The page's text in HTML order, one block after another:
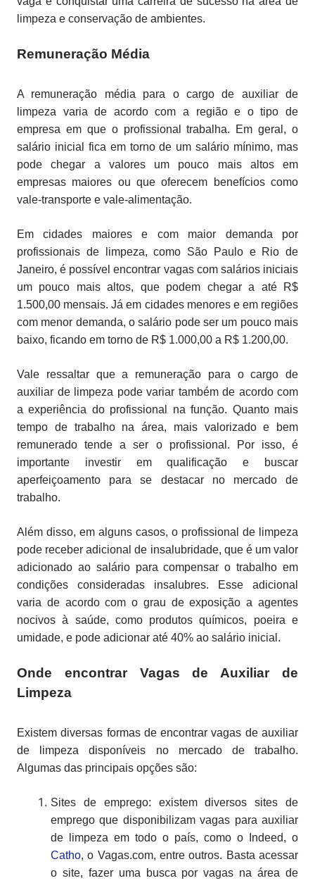
limpeza e conservação de ambientes.
Remuneração Média
A remuneração média para o cargo de auxiliar de
limpeza varia de acordo com a região e o tipo de
empresa em que o profissional trabalha. Em geral, o
salário inicial fica em torno de um salário mínimo, mas
pode chegar a valores um pouco mais altos em
empresas maiores ou que oferecem benefícios como
vale-transporte e vale-alimentação.
Em cidades maiores e com maior demanda por
profissionais de limpeza, como São Paulo e Rio de
Janeiro, é possível encontrar vagas com salários iniciais
um pouco mais altos, que podem chegar a até R$
1.500,00 mensais. Já em cidades menores e em regiões
com menor demanda, o salário pode ser um pouco mais
baixo, ficando em torno de R$ 1.000,00 a R$ 1.200,00.
Vale ressaltar que a remuneração para o cargo de
auxiliar de limpeza pode variar também de acordo com
a experiência do profissional na função. Quanto mais
tempo de trabalho na área, mais valorizado e bem
remunerado tende a ser o profissional. Por isso, é
importante investir em qualificação e buscar
aperfeiçoamento para se destacar no mercado de
trabalho.
Além disso, em alguns casos, o profissional de limpeza
pode receber adicional de insalubridade, que é um valor
adicionado ao salário para compensar o trabalho em
condições consideradas insalubres. Esse adicional
varia de acordo com o grau de exposição a agentes
nocivos à saúde, como produtos químicos, poeira e
umidade, e pode adicionar até 40% ao salário inicial.
Onde encontrar Vagas de Auxiliar de
Limpeza
Existem diversas formas de encontrar vagas de auxiliar
de limpeza disponíveis no mercado de trabalho.
Algumas das principais opções são:
Sites de emprego: existem diversos sites de
emprego que disponibilizam vagas para auxiliar
de limpeza em todo o país, como o Indeed, o
Catho, o Vagas.com, entre outros. Basta acessar
o site, fazer uma busca por vagas na área de